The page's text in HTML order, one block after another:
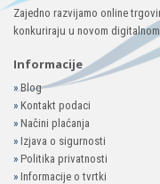
Zajedno razvijamo online
konkuriraju u novom
Informacije
»Blog
» Kontakt podaci
» Načini plaćanja
» Izjava o sigurnosti
» Politika privatnosti
» Informacije o tvrtki